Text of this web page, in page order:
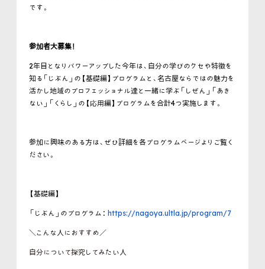
です。
参加者大募集！
2年目となりパワーアップした今年は、自分の学びのクセや特徴を
知る「じぶん」の【基礎編】プログラムと、名古屋ならではの魅力を
活かし地域のプロフェッショナル達と一緒に学ぶ「しぜん」「あき
ない」「くらし」の【応用編】プログラムを合計4つ実施します。
参加に興味のある方は、ぜひ詳細を各プログラムページよりご覧く
ださい。
【基礎編】
「じぶん」のプログラム： https://nagoya.ultla.jp/program/7
＼こんな人におすすめ／
自分について探究してみたい人